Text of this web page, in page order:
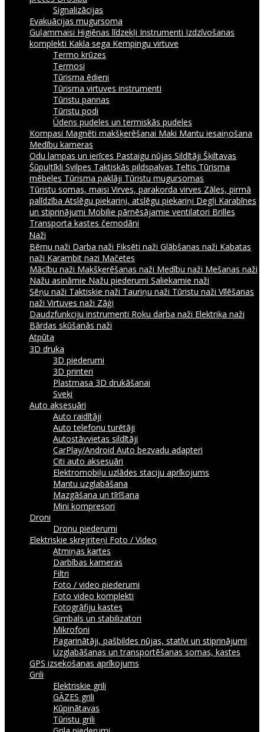
Signalizācijas
Evakuācijas mugursoma
Guļammaisi Higiēnas līdzekļi Instrumenti Izdzīvošanas
komplekti Kakla sega Kempingu virtuve
Termo krūzes
Termosi
Tūrisma ēdieni
Tūrisma virtuves instrumenti
Tūristu pannas
Tūristu podi
Ūdens pudeles un termiskās pudeles
Kompasi Magnēti makšķerēšanai Maki Mantu iesaiņošana
Medību kameras
Odu lampas un ierīces Pastaigu nūjas Sildītāji Šķiltavas
Šūpuļtīkli Svilpes Taktiskās pildspalvas Teltis Tūrisma
mēbeles Tūrisma paklāji Tūristu mugursomas
Tūristu somas, maisi Virves, parakorda virves Zāles, pirmā
palīdzība Atslēgu piekariņi, atslēgu piekariņi Degļi Karabīnes
un stiprinājumi Mobilie pārnēsājamie ventilatori Brilles
Transporta kastes čemodāni
Naži
Bērnu naži Darba naži Fiksēti naži Glābšanas naži Kabatas
naži Karambit nazi Mačetes
Mācību naži Makšķerēšanas naži Medību naži Mešanas naži
Nažu asināmie Nažu piederumi Saliekamie naži
Sēņu naži Taktiskie naži Tauriņu naži Tūristu naži Vīlēšanas
naži Virtuves naži Zāģi
Daudzfunkciju instrumenti Roku darba naži Elektriķa naži
Bārdas skūšanās naži
Atpūta
3D druka
3D piederumi
3D printeri
Plastmasa 3D drukāšanai
Sveķi
Auto aksesuāri
Auto raidītāji
Auto telefonu turētāji
Autostāvvietas sildītāji
CarPlay/Android Auto bezvadu adapteri
Citi auto aksesuāri
Elektromobiļu uzlādes staciju aprīkojums
Mantu uzglabāšana
Mazgāšana un tīrīšana
Mini kompresori
Droni
Dronu piederumi
Elektriskie skrejriteņi Foto / Video
Atmiņas kartes
Darbības kameras
Filtri
Foto / video piederumi
Foto video komplekti
Fotogrāfiju kastes
Gimbals un stabilizatori
Mikrofoni
Pagarinātāji, pašbildes nūjas, statīvi un stiprinājumi
Uzglabāšanas un transportēšanas somas, kastes
GPS izsekošanas aprīkojums
Grili
Elektriskie grili
GĀZES grili
Kūpinātavas
Tūristu grili